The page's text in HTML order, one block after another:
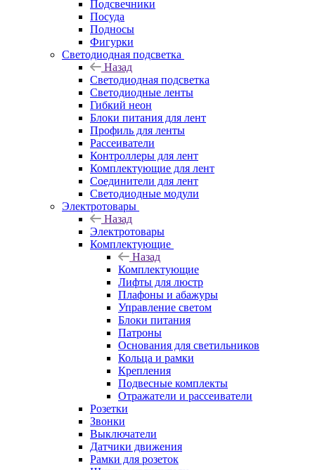
Подсвечники
Посуда
Подносы
Фигурки
Светодиодная подсветка
Назад
Светодиодная подсветка
Светодиодные ленты
Гибкий неон
Блоки питания для лент
Профиль для ленты
Рассеиватели
Контроллеры для лент
Комплектующие для лент
Соединители для лент
Светодиодные модули
Электротовары
Назад
Электротовары
Комплектующие
Назад
Комплектующие
Лифты для люстр
Плафоны и абажуры
Управление светом
Блоки питания
Патроны
Основания для светильников
Кольца и рамки
Крепления
Подвесные комплекты
Отражатели и рассеиватели
Розетки
Звонки
Выключатели
Датчики движения
Рамки для розеток